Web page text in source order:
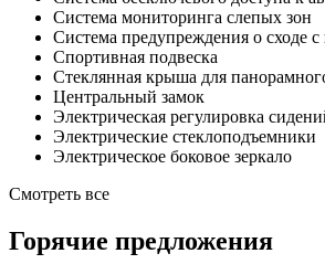
Система мониторинга слепых зон
Система предупреждения о сходе
Спортивная подвеска
Стеклянная крыша для
Центральный замок
Электрическая регулировка
Электрические стеклоподъемники
Электрическое боковое зеркало
Смотреть все
Горячие предложения